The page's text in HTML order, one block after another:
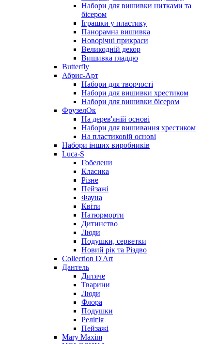
Набори для вишивки нитками та
бісером
Іграшки у пластику
Панорамна вишивка
Новорічні прикраси
Великодній декор
Вишивка гладдю
Butterfly
Абрис-Арт
Набори для творчості
Набори для вишивки хрестиком
Набори для вишивки бісером
ФрузелОк
На дерев'яній основі
Набори для вишивання хрестиком
На пластиковій основі
Набори інших виробників
Luca-S
Гобелени
Класика
Різне
Пейзажі
Фауна
Квіти
Натюрморти
Дитинство
Люди
Подушки, серветки
Новий рік та Різдво
Collection D'Art
Дантель
Дитяче
Тварини
Люди
Флора
Подушки
Релігія
Пейзажі
Mary Maxim